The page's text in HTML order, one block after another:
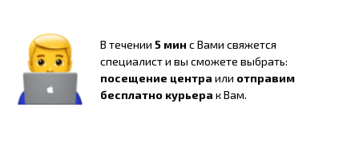
В течении 5 мин с Вами свяжется
специалист и вы сможете выбрать:
посещение центра или отправим
бесплатно курьера к Вам.